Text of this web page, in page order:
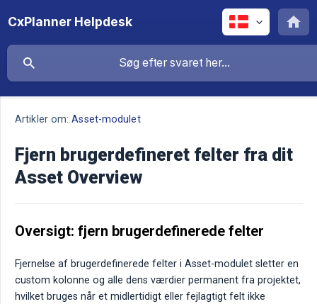
CxPlanner Helpdesk
Artikler om: Asset-modulet
Fjern brugerdefineret felter fra dit
Asset Overview
Oversigt: fjern brugerdefinerede felter
Fjernelse af brugerdefinerede felter i Asset-modulet sletter en
custom kolonne og alle dens værdier permanent fra projektet,
hvilket bruges når et midlertidigt eller fejlagtigt felt ikke